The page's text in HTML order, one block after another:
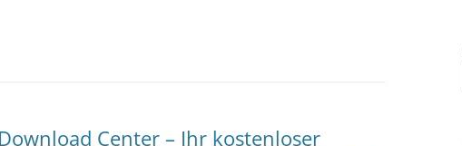
Center – Ihr kostenloser